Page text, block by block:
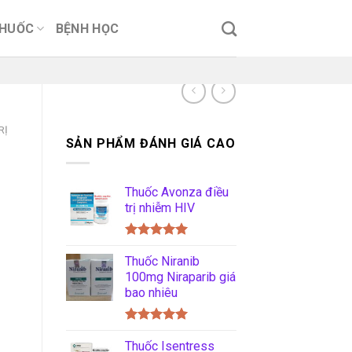
BỆNH HỌC
SẢN PHẨM ĐÁNH GIÁ CAO
Thuốc Avonza điều
trị nhiễm HIV
hạng5.00
5 sao
Thuốc Niranib
100mg Niraparib giá
bao nhiêu
hạng5.00
Thuốc Isentress